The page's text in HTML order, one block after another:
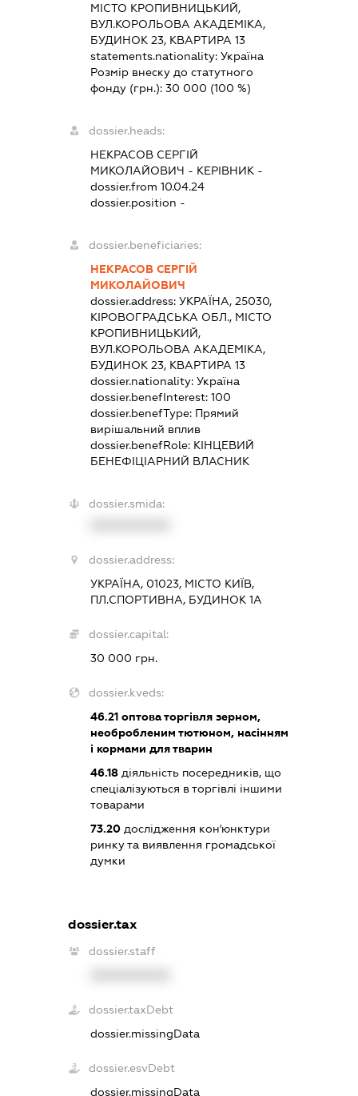
МІСТО КРОПИВНИЦЬКИЙ,
ВУЛ.КОРОЛЬОВА АКАДЕМІКА,
БУДИНОК 23, КВАРТИРА 13
statements.nationality: Україна
Розмір внеску до статутного
фонду (грн.): 30 000 (100 %)
dossier.heads:
НЕКРАСОВ СЕРГІЙ
МИКОЛАЙОВИЧ - КЕРІВНИК -
dossier.from 10.04.24
dossier.position -
dossier.beneficiaries:
НЕКРАСОВ СЕРГІЙ
МИКОЛАЙОВИЧ
dossier.address: УКРАЇНА, 25030,
КІРОВОГРАДСЬКА ОБЛ., МІСТО
КРОПИВНИЦЬКИЙ,
ВУЛ.КОРОЛЬОВА АКАДЕМІКА,
БУДИНОК 23, КВАРТИРА 13
dossier.nationality: Україна
dossier.benefInterest: 100
dossier.benefType: Прямий
вирішальний вплив
dossier.benefRole: КІНЦЕВИЙ
БЕНЕФІЦІАРНИЙ ВЛАСНИК
dossier.smida:
dossier.address:
УКРАЇНА, 01023, МІСТО КИЇВ,
ПЛ.СПОРТИВНА, БУДИНОК 1А
dossier.capital:
30 000 грн.
dossier.kveds:
46.21оптова торгівля зерном,
необробленим тютюном, насінням
і кормами для тварин
46.18діяльність посередників, що
спеціалізуються в торгівлі іншими
товарами
73.20дослідження кон'юнктури
ринку та виявлення громадської
думки
dossier.tax
dossier.staff
dossier.taxDebt
dossier.missingData
dossier.esvDebt
dossier.missingData